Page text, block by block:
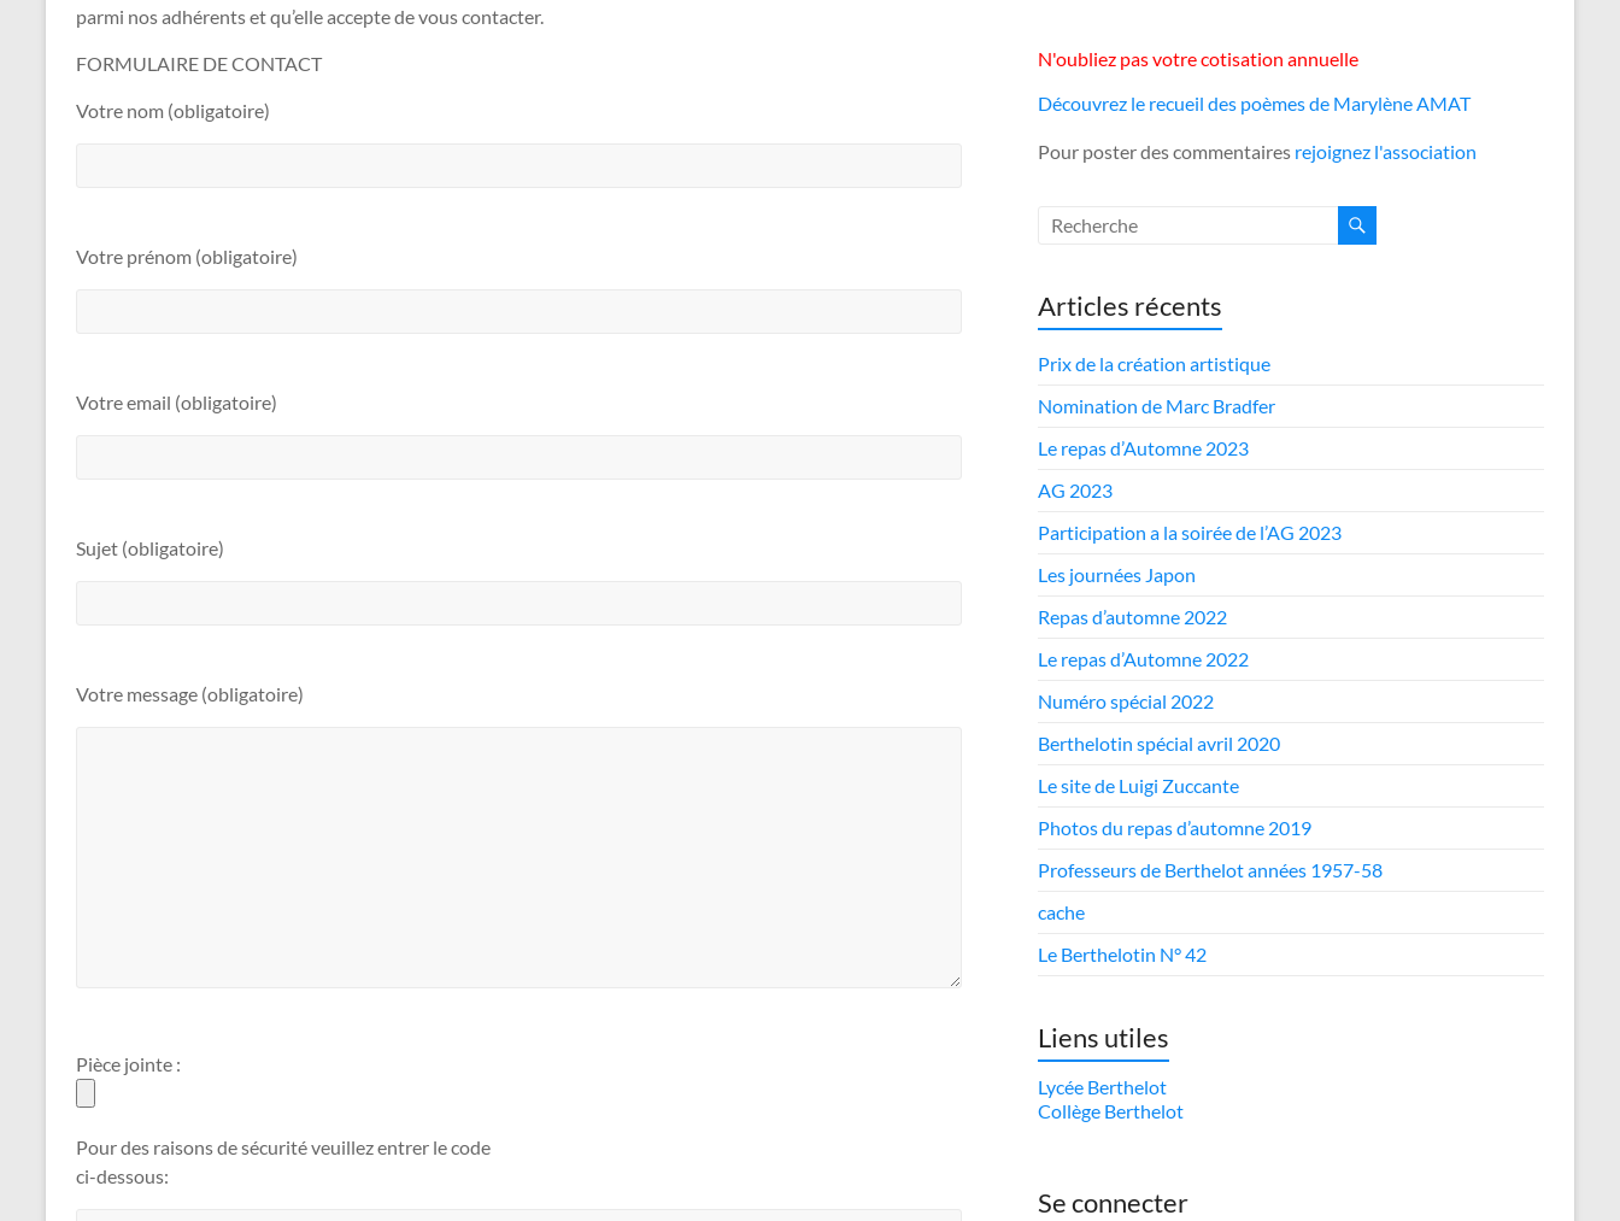
parmi nos adhérents et qu’elle accepte de vous contacter.
FORMULAIRE DE CONTACT
Votre nom (obligatoire)
Votre prénom (obligatoire)
Votre email (obligatoire)
Sujet (obligatoire)
Votre message (obligatoire)
Pièce jointe :
Pour des raisons de sécurité veuillez entrer le code
ci-dessous:
N'oubliez pas votre cotisation annuelle
Découvrez le recueil des poèmes de Marylène AMAT
Pour poster des commentaires rejoignez l'association
Articles récents
Prix de la création artistique
Nomination de Marc Bradfer
Le repas d’Automne 2023
AG 2023
Participation a la soirée de l’AG 2023
Les journées Japon
Repas d’automne 2022
Le repas d’Automne 2022
Numéro spécial 2022
Berthelotin spécial avril 2020
Le site de Luigi Zuccante
Photos du repas d’automne 2019
Professeurs de Berthelot années 1957-58
cache
Le Berthelotin N° 42
Liens utiles
Lycée Berthelot
Collège Berthelot
Se connecter